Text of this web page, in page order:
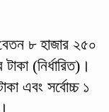
৮ হাজার ২৫০
(নির্ধারিত)।
এবং সর্বোচ্চ ১